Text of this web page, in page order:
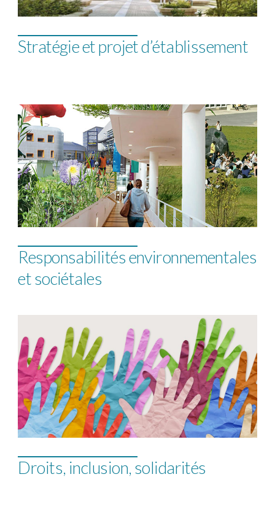
Stratégie et projet d’établissement
Responsabilités environnementales
et sociétales
Droits, inclusion, solidarités